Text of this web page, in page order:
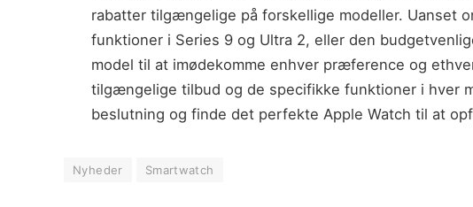
rabatter tilgængelige på forskellige modeller. Uanset
funktioner i Series 9 og Ultra 2, eller den
model til at imødekomme enhver præference og
tilgængelige tilbud og de specifikke funktioner i hver
beslutning og finde det perfekte Apple Watch til at
Nyheder Smartwatch